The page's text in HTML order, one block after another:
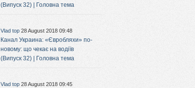
(Випуск 32) | Головна тема
Vlad top 28 August 2018 09:48
Канал Украина: «Євробляхи» по-
новому: що чекає на водіїв
(Випуск 32) | Головна тема
Vlad top 28 August 2018 09:45